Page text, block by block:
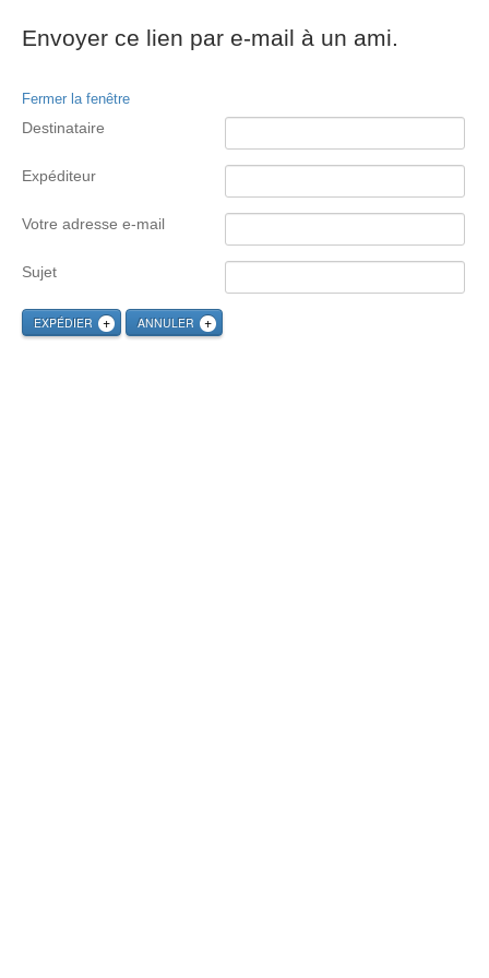
Envoyer ce lien par e-mail à un ami.
Fermer la fenêtre
Destinataire
Expéditeur
Votre adresse e-mail
Sujet
EXPÉDIER ANNULER